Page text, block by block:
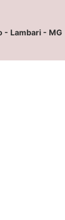
- Lambari - MG